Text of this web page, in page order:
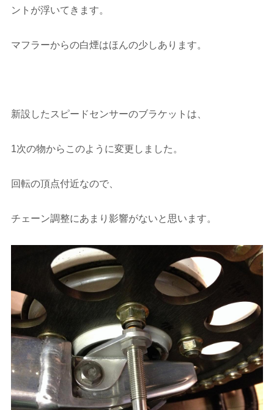
ントが浮いてきます。
マフラーからの白煙はほんの少しあります。
新設したスピードセンサーのブラケットは、
1次の物からこのように変更しました。
回転の頂点付近なので、
チェーン調整にあまり影響がないと思います。